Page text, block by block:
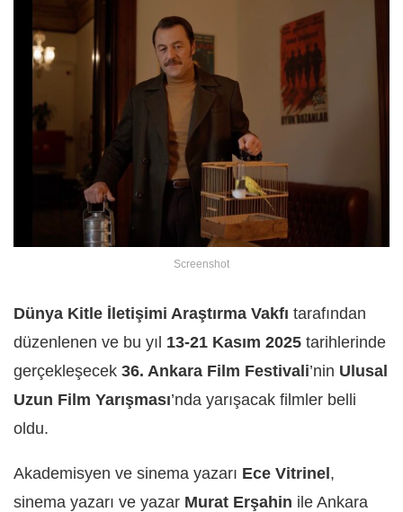
Screenshot
Dünya Kitle İletişimi Araştırma Vakfı tarafından
düzenlenen ve bu yıl 13-21 Kasım 2025 tarihlerinde
gerçekleşecek 36. Ankara Film Festivali’nin Ulusal
Uzun Film Yarışması’nda yarışacak filmler belli
oldu.
Akademisyen ve sinema yazarı Ece Vitrinel,
sinema yazarı ve yazar Murat Erşahin ile Ankara